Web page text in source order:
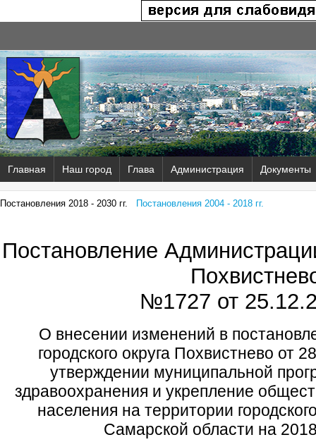
Главная Наш город Глава Администрация Документы
Постановления 2018 - 2030 гг. Постановления 2004 - 2018 гг.
Постановление
№1727 от
О внесении изменений в
городского округа Похвистнево от
утверждении муниципальной
здравоохранения и укрепление
населения на территории
Самарской области на